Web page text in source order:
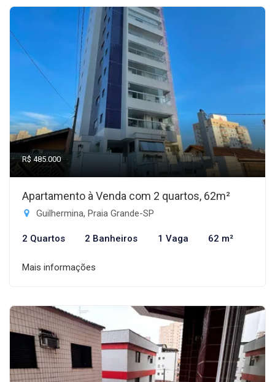
R$ 485.000
Apartamento à Venda com 2 quartos, 62m²
Guilhermina, Praia Grande-SP
2 Quartos 2 Banheiros 1 Vaga 62 m²
Mais informações